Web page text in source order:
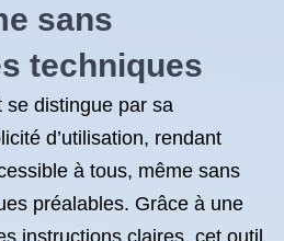
sans
techniques
se distingue par sa
d’utilisation, rendant
à tous, même sans
préalables. Grâce à une
instructions claires, cet outil